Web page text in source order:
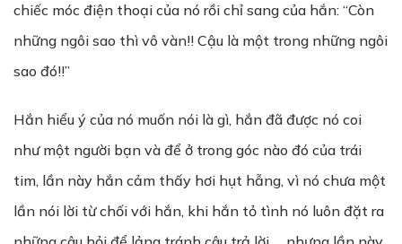
chiếc móc điện thoại của nó rồi chỉ sang của hắn: “Còn
những ngôi sao thì vô vàn!! Cậu là một trong những ngôi
sao đó!!”
Hắn hiểu ý của nó muốn nói là gì, hắn đã được nó coi
như một người bạn và để ở trong góc nào đó của trái
tim, lần này hắn cảm thấy hơi hụt hẫng, vì nó chưa một
lần nói lời từ chối với hắn, khi hắn tỏ tình nó luôn đặt ra